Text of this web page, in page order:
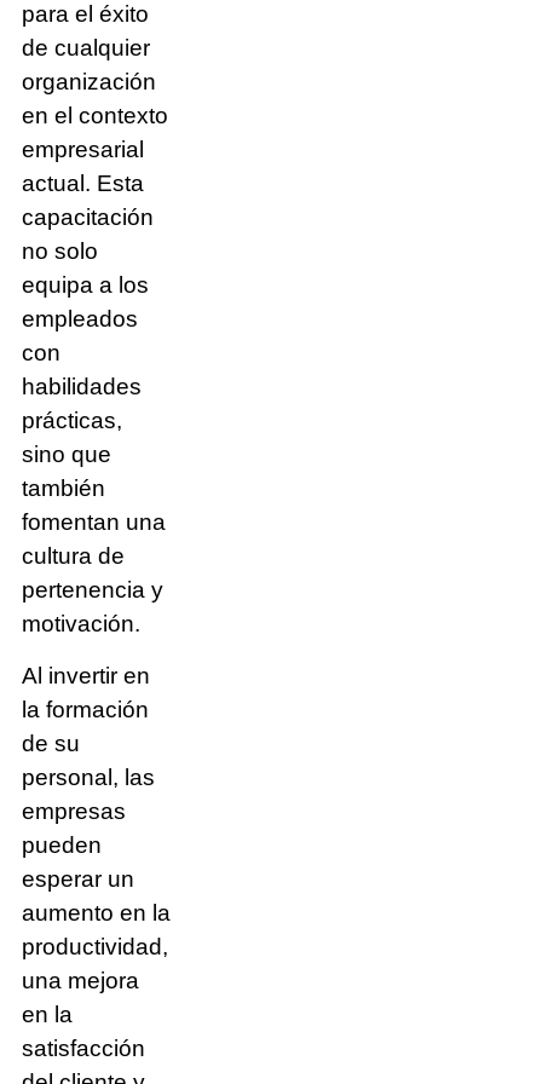
para el éxito
de cualquier
organización
en el contexto
empresarial
actual. Esta
capacitación
no solo
equipa a los
empleados
con
habilidades
prácticas,
sino que
también
fomentan una
cultura de
pertenencia y
motivación.
Al invertir en
la formación
de su
personal, las
empresas
pueden
esperar un
aumento en la
productividad,
una mejora
en la
satisfacción